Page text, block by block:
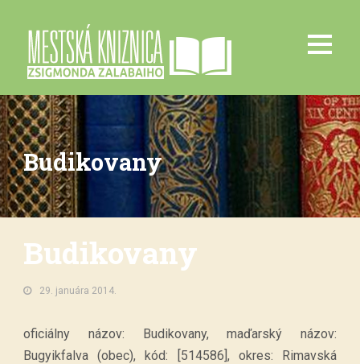
Budikovany
Budikovany
29. januára 2014.
oficiálny názov: Budikovany, maďarský názov:
Bugyikfalva (obec), kód: [514586], okres: Rimavská